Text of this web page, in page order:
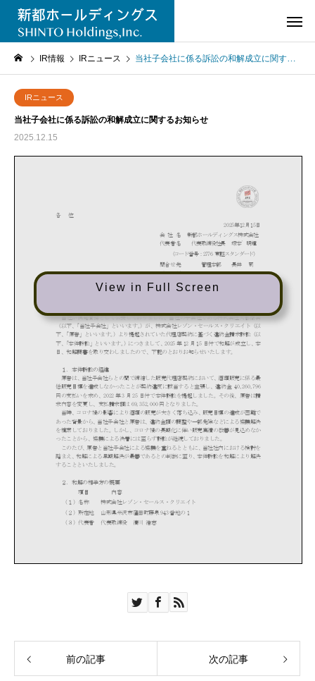
IR情報 IRニュース 当社子会社に係る訴訟の和解成立に関するお知らせ
IRニュース
当社子会社に係る訴訟の和解成立に関するお知らせ
2025.12.15
View in Full Screen
前の記事 次の記事